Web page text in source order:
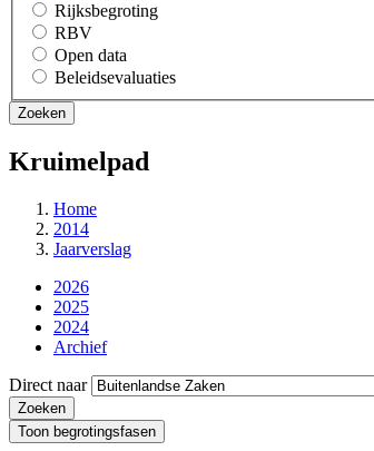
Rijksbegroting
RBV
Open data
Beleidsevaluaties
Kruimelpad
Home
2014
Jaarverslag
2026
2025
2024
Archief
Direct naar
Toon begrotingsfasen